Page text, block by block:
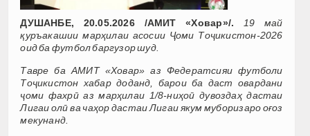
ДУШАНБЕ, 20.05.2026 /АМИТ «Ховар»/.
19 май
қуръакашии марҳилаи асосии Ҷоми Тоҷикистон-2026
оид ба футбол баргузор шуд.
Тавре ба АМИТ «Ховар» аз Федератсияи футболи
Тоҷикистон хабар доданд, барои ба даст овардани
ҷоми фахрӣ аз марҳилаи 1/8-ниҳоӣ дувоздаҳ дастаи
Лигаи олӣ ва чаҳор дастаи Лигаи якум муборизаро оғоз
мекунанд.